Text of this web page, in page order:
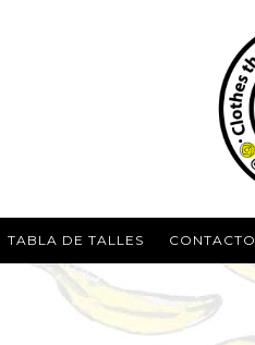
TABLA DE TALLES CONTACTO